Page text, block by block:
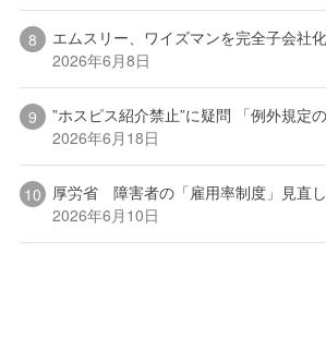
エムスリー、ワイズマンを完全子会社化
2026年6月8日
”ホスピス紹介禁止”に疑問 「例外規定の
2026年6月18日
厚労省 障害者の「雇用率制度」見直
2026年6月10日